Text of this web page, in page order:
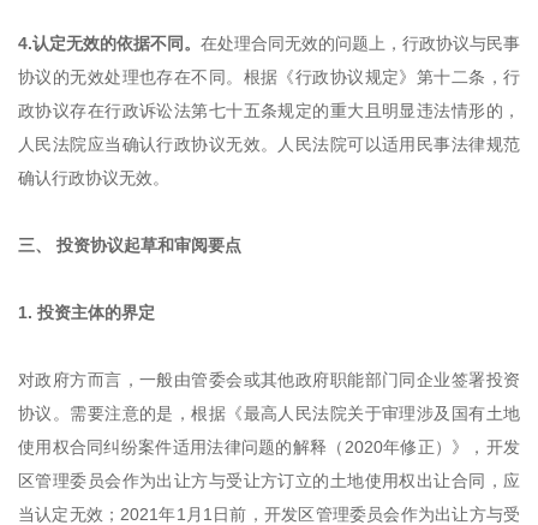
4.认定无效的依据不同。 在处理合同无效的问题上，行政协议与民事
协议的无效处理也存在不同。根据《行政协议规定》第十二条，行
政协议存在行政诉讼法第七十五条规定的重大且明显违法情形的，
人民法院应当确认行政协议无效。人民法院可以适用民事法律规范
确认行政协议无效。
三、 投资协议起草和审阅要点
1. 投资主体的界定
对政府方而言，一般由管委会或其他政府职能部门同企业签署投资
协议。需要注意的是，根据《最高人民法院关于审理涉及国有土地
使用权合同纠纷案件适用法律问题的解释（2020年修正）》，开发
区管理委员会作为出让方与受让方订立的土地使用权出让合同，应
当认定无效；2021年1月1日前，开发区管理委员会作为出让方与受